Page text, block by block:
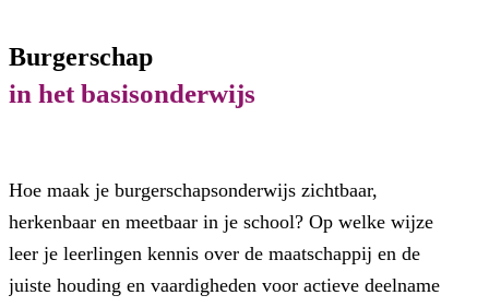
Burgerschap
in het basisonderwijs
Hoe maak je burgerschapsonderwijs zichtbaar,
herkenbaar en meetbaar in je school? Op welke wijze
leer je leerlingen kennis over de maatschappij en de
juiste houding en vaardigheden voor actieve deelname